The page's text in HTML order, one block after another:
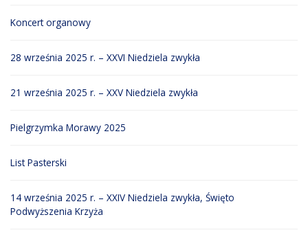
Koncert organowy
28 września 2025 r. – XXVI Niedziela zwykła
21 września 2025 r. – XXV Niedziela zwykła
Pielgrzymka Morawy 2025
List Pasterski
14 września 2025 r. – XXIV Niedziela zwykła, Święto
Podwyższenia Krzyża